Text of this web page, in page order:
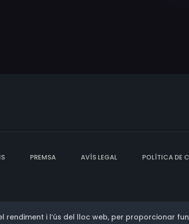
PREMSA AVÍS LEGAL POLÍTICA DE
i l’ús del lloc web, per proporcionar